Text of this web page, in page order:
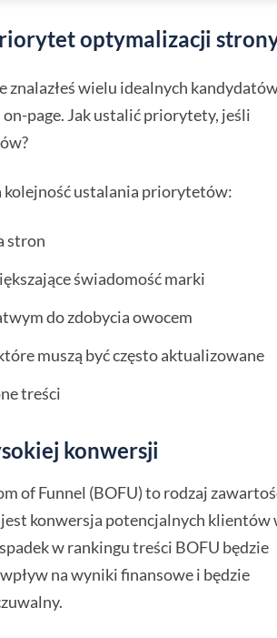
optymalizacji
znalazłeś wielu idealnych
page. Jak ustalić priorytety, jeśli
kolejność ustalania priorytetów:
stron
świadomość marki
do zdobycia owocem
muszą być często aktualizowane
treści
konwersji
of Funnel (BOFU) to rodzaj
konwersja potencjalnych klientów
w rankingu treści BOFU będzie
na wyniki finansowe i będzie